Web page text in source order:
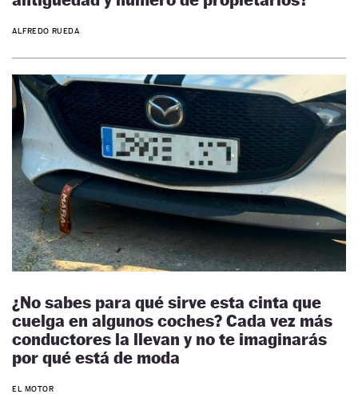
ALFREDO RUEDA
¿No sabes para qué sirve esta cinta que
cuelga en algunos coches? Cada vez más
conductores la llevan y no te imaginarás
por qué está de moda
EL MOTOR